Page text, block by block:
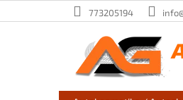
na
773205194